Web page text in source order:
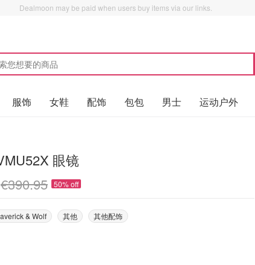
Dealmoon may be paid when users buy items via our links.
服饰 女鞋 配饰 包包 男士 运动户外
眼镜
€390.95 50% off
& Wolf 其他 其他配饰